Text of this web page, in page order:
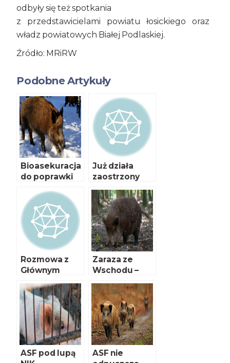
odbyły się też spotkania
z przedstawicielami powiatu łosickiego oraz
władz powiatowych Białej Podlaskiej.
Źródło: MRiRW
Podobne Artykuły
Bioasekuracja
do poprawki
Już działa
zaostrzony
program
bioasekuracji
Rozmowa z
Głównym
Lekarzem
Weterynarii
Pawłem
Niemczukiem
Zaraza ze
Wschodu –
cztery lata
później
ASF pod lupą
ASF nie